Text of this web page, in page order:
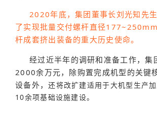
2020年底，集团董事长刘光知先
了实现批量交付螺杆直径
杆成套挤出装备的重大历史使命。
经过近半年的调研和准备工作，集
2000余万元，除购置完成机型的关键
设备外，还将改扩建适用于大机型生产
10余项基础设施建设。